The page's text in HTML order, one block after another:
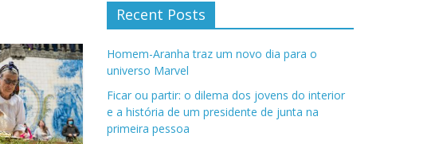
Recent Posts
Homem-Aranha traz um novo dia para o
universo Marvel
Ficar ou partir: o dilema dos jovens do interior
e a história de um presidente de junta na
primeira pessoa